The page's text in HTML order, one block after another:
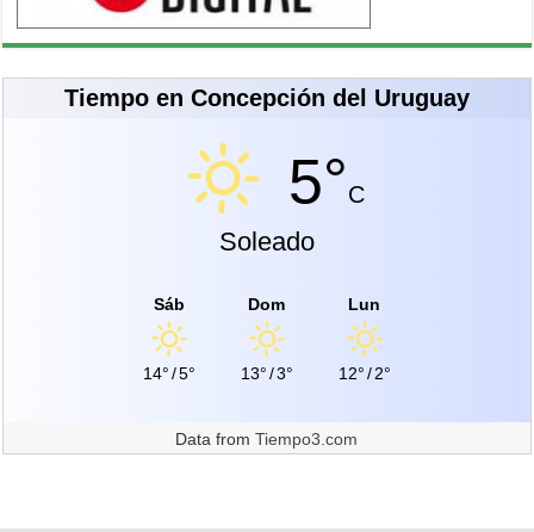
Tiempo en Concepción del Uruguay
5°C
Soleado
Sáb
14°/5°
Dom
13°/3°
Lun
12°/2°
Data fromTiempo3.com